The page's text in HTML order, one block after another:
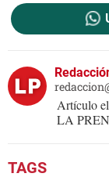
Artículo
LA